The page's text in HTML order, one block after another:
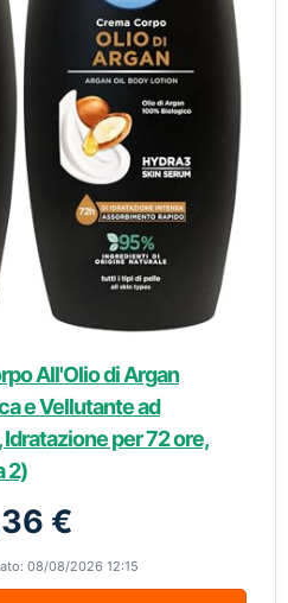
All'Olio di Argan
e Vellutante ad
per 72 ore,
2)
€
08/08/2026 12:15